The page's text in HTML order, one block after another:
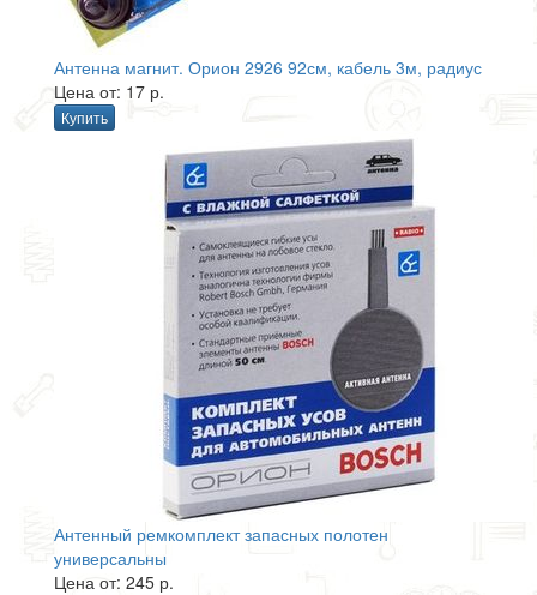
Антенна магнит. Орион 2926 92см, кабель 3м, радиус
Цена от: 17 р.
Купить
Антенный ремкомплект запасных полотен
универсальны
Цена от: 245 р.